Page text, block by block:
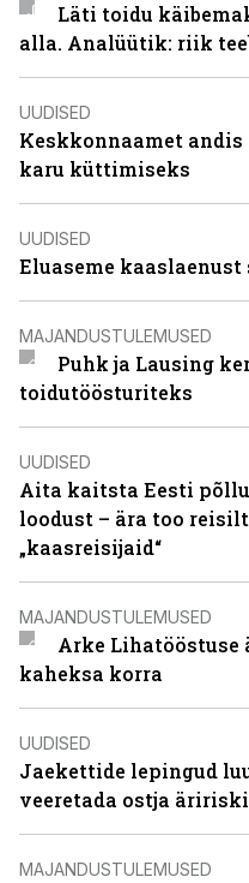
Läti toidu
alla. Analüütik: riik
UUDISED
Keskkonnaamet
karu küttimiseks
UUDISED
Eluaseme kaaslaenust
MAJANDUSTULEMUSED
Puhk ja Lausing
toidutöösturiteks
UUDISED
Aita kaitsta Eesti
loodust – ära too
„kaasreisijaid“
MAJANDUSTULEMUSED
Arke Lihatööstuse
kaheksa korra
UUDISED
Jaekettide lepingud
veeretada ostja äririski
MAJANDUSTULEMUSED